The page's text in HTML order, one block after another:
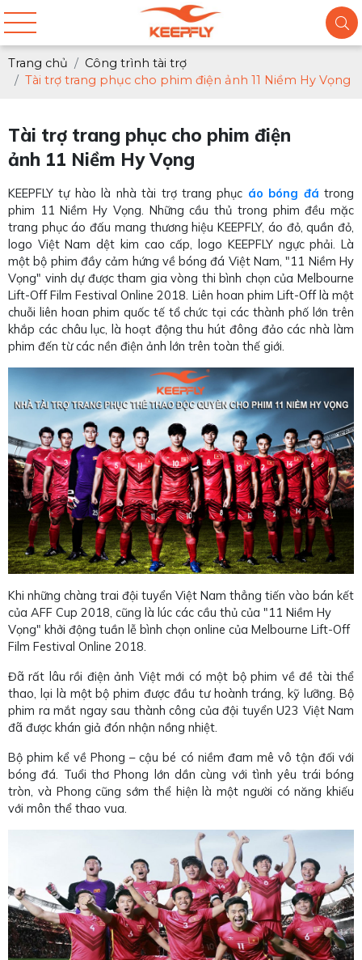
Trang chủ
Công trình tài trợ
Tài trợ trang phục cho phim điện ảnh 11 Niềm Hy Vọng
Tài trợ trang phục cho phim điện
ảnh 11 Niềm Hy Vọng
KEEPFLY tự hào là nhà tài trợ trang phục áo bóng đá trong
phim 11 Niềm Hy Vọng. Những cầu thủ trong phim đều mặc
trang phục áo đấu mang thương hiệu KEEPFLY, áo đỏ, quần đỏ,
logo Việt Nam dệt kim cao cấp, logo KEEPFLY ngực phải. Là
một bộ phim đầy cảm hứng về bóng đá Việt Nam, "11 Niềm Hy
Vọng" vinh dự được tham gia vòng thi bình chọn của Melbourne
Lift-Off Film Festival Online 2018. Liên hoan phim Lift-Off là một
chuỗi liên hoan phim quốc tế tổ chức tại các thành phố lớn trên
khắp các châu lục, là hoạt động thu hút đông đảo các nhà làm
phim đến từ các nền điện ảnh lớn trên toàn thế giới.
Khi những chàng trai đội tuyển Việt Nam thẳng tiến vào bán kết
của AFF Cup 2018, cũng là lúc các cầu thủ của "11 Niềm Hy
Vọng" khởi động tuần lễ bình chọn online của Melbourne Lift-Off
Film Festival Online 2018.
Đã rất lâu rồi điện ảnh Việt mới có một bộ phim về đề tài thể
thao, lại là một bộ phim được đầu tư hoành tráng, kỹ lưỡng. Bộ
phim ra mắt ngay sau thành công của đội tuyển U23 Việt Nam
đã được khán giả đón nhận nồng nhiệt.
Bộ phim kể về Phong – cậu bé có niềm đam mê vô tận đối với
bóng đá. Tuổi thơ Phong lớn dần cùng với tình yêu trái bóng
tròn, và Phong cũng sớm thể hiện là một người có năng khiếu
với môn thể thao vua.